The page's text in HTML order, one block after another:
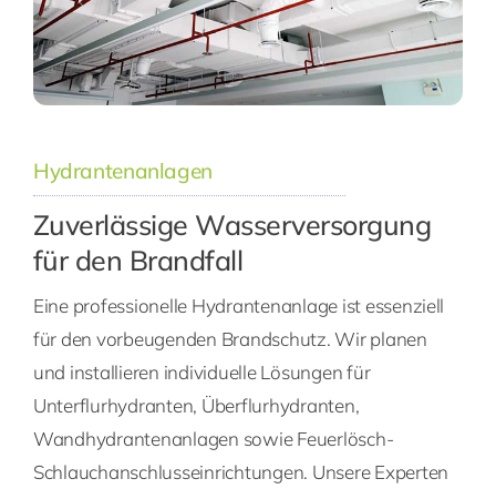
Hydrantenanlagen
Zuverlässige Wasserversorgung
für den Brandfall
Eine professionelle Hydrantenanlage ist essenziell
für den vorbeugenden Brandschutz. Wir planen
und installieren individuelle Lösungen für
Unterflurhydranten, Überflurhydranten,
Wandhydrantenanlagen sowie Feuerlösch-
Schlauchanschlusseinrichtungen. Unsere Experten